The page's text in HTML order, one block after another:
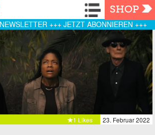
Navigation
SHOP
+++ JETZT ABONNIEREN +++
23. Februar 2022
1 Likes